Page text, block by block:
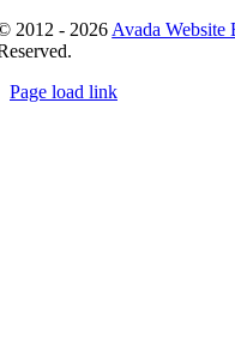
2012 - 2026 Avada Website
Page load link